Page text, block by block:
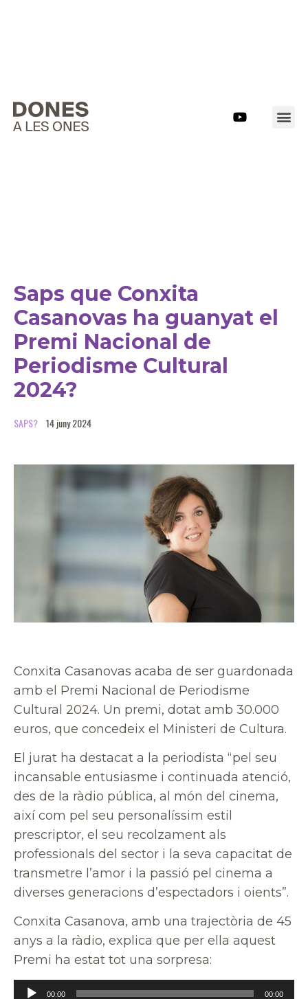
Saps que Conxita
Casanovas ha guanyat el
Premi Nacional de
Periodisme Cultural
2024?
SAPS? 14 juny 2024
Conxita Casanovas acaba de ser guardonada
amb el Premi Nacional de Periodisme
Cultural 2024. Un premi, dotat amb 30.000
euros, que concedeix el Ministeri de Cultura.
El jurat ha destacat a la periodista “pel seu
incansable entusiasme i continuada atenció,
des de la ràdio pública, al món del cinema,
així com pel seu personalíssim estil
prescriptor, el seu recolzament als
professionals del sector i la seva capacitat de
transmetre l’amor i la passió pel cinema a
diverses generacions d’espectadors i oients”.
Conxita Casanova, amb una trajectòria de 45
anys a la ràdio, explica que per ella aquest
Premi ha estat tot una sorpresa:
Reproductor
00:00 00:00